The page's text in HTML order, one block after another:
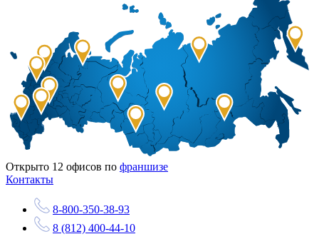
Открыто 12 офисов по франшизе
Контакты
8-800-350-38-93
8 (812) 400-44-10